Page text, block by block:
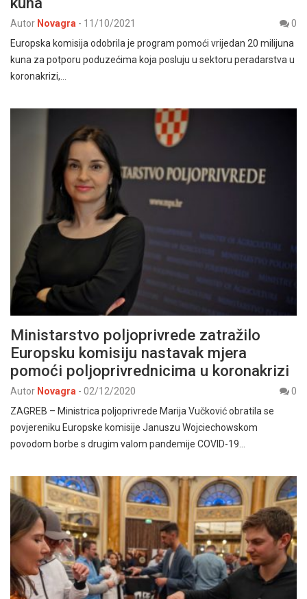
Autor Novagra - 11/10/2021
0
Europska komisija odobrila je program pomoći vrijedan 20 milijuna
kuna za potporu poduzećima koja posluju u sektoru peradarstva u
koronakrizi,…
Ministarstvo poljoprivrede zatražilo
Europsku komisiju nastavak mjera
pomoći poljoprivrednicima u koronakrizi
Autor Novagra - 02/12/2020
0
ZAGREB – Ministrica poljoprivrede Marija Vučković obratila se
povjereniku Europske komisije Januszu Wojciechowskom
povodom borbe s drugim valom pandemije COVID-19…